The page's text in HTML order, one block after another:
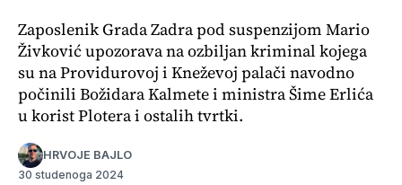
Zaposlenik Grada Zadra pod suspenzijom Mario
Živković upozorava na ozbiljan kriminal kojega
su na Providurovoj i Kneževoj palači navodno
počinili Božidara Kalmete i ministra Šime Erlića
u korist Plotera i ostalih tvrtki.
HRVOJE BAJLO
30 studenoga 2024